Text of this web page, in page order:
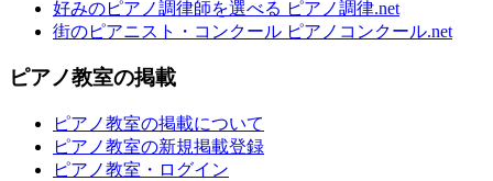
好みのピアノ調律師を選べる ピアノ調律.net
街のピアニスト・コンクール ピアノコンクール.net
ピアノ教室の掲載
ピアノ教室の掲載について
ピアノ教室の新規掲載登録
ピアノ教室・ログイン